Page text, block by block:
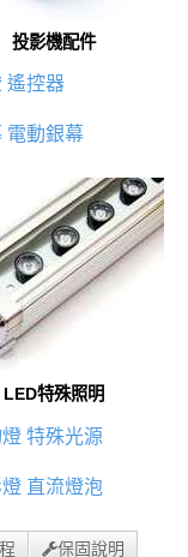
投影機配件
遙控器
電動銀幕
LED特殊照明
特殊光源
直流燈泡
保固說明